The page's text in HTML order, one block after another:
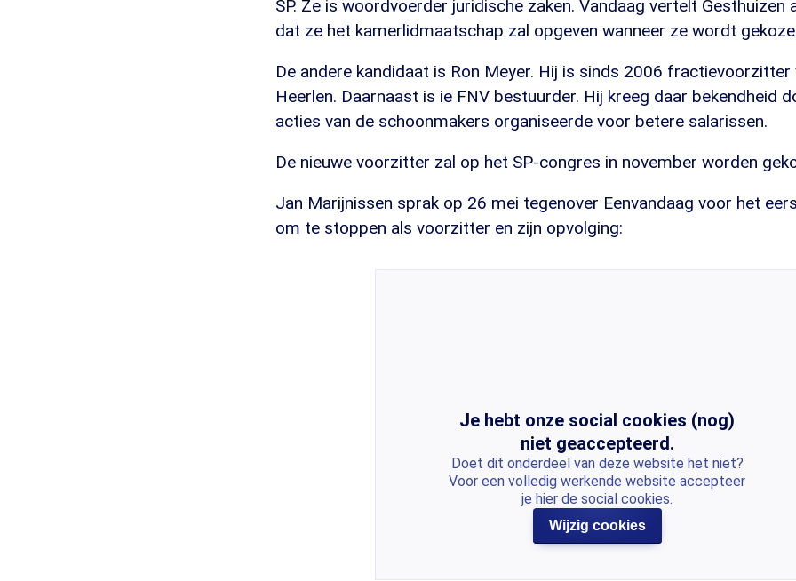
SP. Ze is woordvoerder juridische zaken. Vandaag vertelt Gesthuizen
dat ze het kamerlidmaatschap zal opgeven wanneer ze wordt
De andere kandidaat is Ron Meyer. Hij is sinds 2006 fractievoorzitter
Heerlen. Daarnaast is ie FNV bestuurder. Hij kreeg daar bekendheid
acties van de schoonmakers organiseerde voor betere salarissen.
De nieuwe voorzitter zal op het SP-congres in november worden
Jan Marijnissen sprak op 26 mei tegenover Eenvandaag voor het
om te stoppen als voorzitter en zijn opvolging:
Je hebt onze social cookies (nog)
niet geaccepteerd.
Doet dit onderdeel van deze website het niet?
Voor een volledig werkende website accepteer
je hier de social cookies.
Wijzig cookies